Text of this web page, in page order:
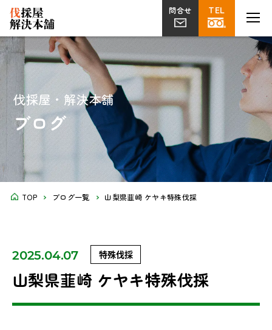
問合せ TEL
問合せ TEL
伐採屋・解決本舗
ブログ
TOP ブログ一覧 山梨県韮崎 ケヤキ特殊伐採
2025.04.07 特殊伐採
山梨県韮崎 ケヤキ特殊伐採
伐採
剪定
植栽・外構
解体工事
屋上
菜園